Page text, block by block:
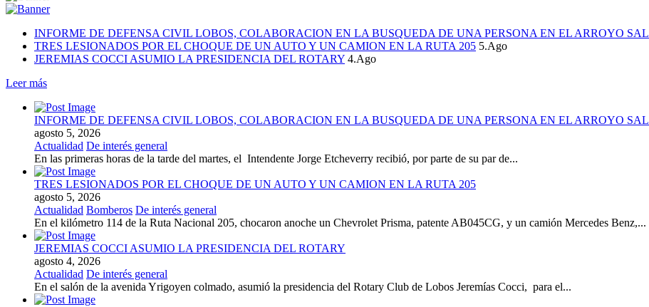
INFORME DE DEFENSA CIVIL LOBOS, COLABORACION EN LA BUSQUEDA DE UNA PERSONA EN EL ARROYO
TRES LESIONADOS POR EL CHOQUE DE UN AUTO Y UN CAMION EN LA RUTA 205 5.Ago
JEREMIAS COCCI ASUMIO LA PRESIDENCIA DEL ROTARY 4.Ago
Leer más
INFORME DE DEFENSA CIVIL LOBOS, COLABORACION EN LA BUSQUEDA DE UNA PERSONA EN EL ARROYO
agosto 5, 2026
Actualidad De interés general
En las primeras horas de la tarde del martes, el Intendente Jorge Etcheverry recibió, por parte de su par de...
TRES LESIONADOS POR EL CHOQUE DE UN AUTO Y UN CAMION EN LA RUTA 205
agosto 5, 2026
Actualidad Bomberos De interés general
En el kilómetro 114 de la Ruta Nacional 205, chocaron anoche un Chevrolet Prisma, patente AB045CG, y un camión Mercedes Benz,...
JEREMIAS COCCI ASUMIO LA PRESIDENCIA DEL ROTARY
agosto 4, 2026
Actualidad De interés general
En el salón de la avenida Yrigoyen colmado, asumió la presidencia del Rotary Club de Lobos Jeremías Cocci, para el...